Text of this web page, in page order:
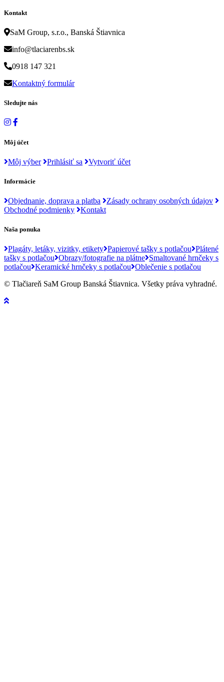
Kontakt
SaM Group, s.r.o., Banská Štiavnica
info@tlaciarenbs.sk
0918 147 321
Kontaktný formulár
Sledujte nás
Môj účet
Môj výber Prihlásiť sa Vytvoriť účet
Informácie
Objednanie, doprava a platba
Zásady ochrany osobných údajov
Obchodné podmienky
Kontakt
Naša ponuka
Plagáty, letáky, vizitky, etikety Papierové tašky s potlačou Plátené
tašky s potlačou Obrazy/fotografie na plátne Smaltované hrnčeky s
potlačou Keramické hrnčeky s potlačou Oblečenie s potlačou
© Tlačiareň SaM Group Banská Štiavnica. Všetky práva vyhradné.